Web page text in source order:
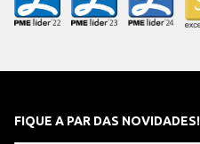
FIQUE A PAR DAS NOVIDADES!